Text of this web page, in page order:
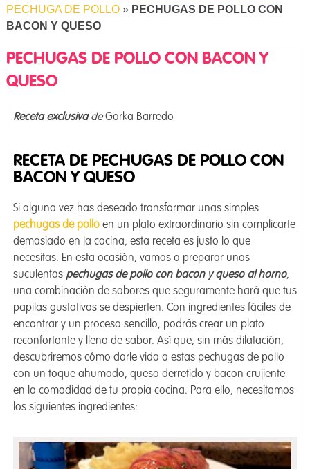
PECHUGA DE POLLO» PECHUGAS DE POLLO CON
BACON Y QUESO
PECHUGAS DE POLLO CON BACON Y
QUESO
Receta exclusivadeGorka Barredo
RECETA DE PECHUGAS DE POLLO CON
BACON Y QUESO
Si alguna vez has deseado transformar unas simples
pechugas de polloen un plato extraordinario sin complicarte
demasiado en la cocina, esta receta es justo lo que
necesitas. En esta ocasión, vamos a preparar unas
suculentas pechugas de pollo con bacon y queso al horno,
una combinación de sabores que seguramente hará que tus
papilas gustativas se despierten. Con ingredientes fáciles de
encontrar y un proceso sencillo, podrás crear un plato
reconfortante y lleno de sabor. Así que, sin más dilatación,
descubriremos cómo darle vida a estas pechugas de pollo
con un toque ahumado, queso derretido y bacon crujiente
en la comodidad de tu propia cocina. Para ello, necesitamos
los siguientes ingredientes: